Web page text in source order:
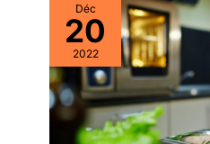
Déc
20
2022